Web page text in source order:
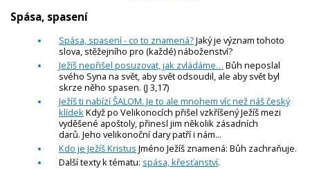
Spása, spasení
Spása, spasení - co to znamená?Jaký je význam tohoto
slova, stěžejního pro (každé) náboženství?
Ježíš nepřišel posuzovat, jak zvládáme… Bůh neposlal
svého Syna na svět, aby svět odsoudil, ale aby svět byl
skrze něho spasen. (J 3,17)
Ježíš ti nabízí ŠALOM. Je to ale mnohem víc než náš český
klídekKdyž po Velikonocích přišel vzkříšený Ježíš mezi
vyděšené apoštoly, přinesl jim několik zásadních
darů. Jeho velikonoční dary patří i nám...
Kdo je Ježíš Kristus Jméno Ježíš znamená: Bůh zachraňuje.
Další texty k tématu: spása, křesťanství.